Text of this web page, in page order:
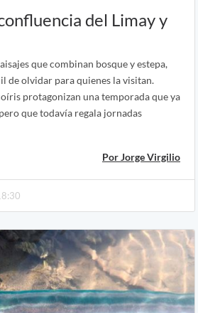
del Limay y
que combinan bosque y estepa,
de olvidar para quienes la visitan.
protagonizan una temporada que ya
que todavía regala jornadas
Por Jorge Virgilio